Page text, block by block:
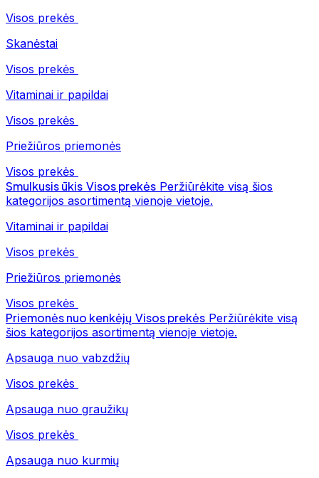
Visos prekės
Skanėstai
Visos prekės
Vitaminai ir papildai
Visos prekės
Priežiūros priemonės
Visos prekės
Smulkusis ūkis Visos prekės Peržiūrėkite visą šios
kategorijos asortimentą vienoje vietoje.
Vitaminai ir papildai
Visos prekės
Priežiūros priemonės
Visos prekės
Priemonės nuo kenkėjų Visos prekės Peržiūrėkite visą
šios kategorijos asortimentą vienoje vietoje.
Apsauga nuo vabzdžių
Visos prekės
Apsauga nuo graužikų
Visos prekės
Apsauga nuo kurmių